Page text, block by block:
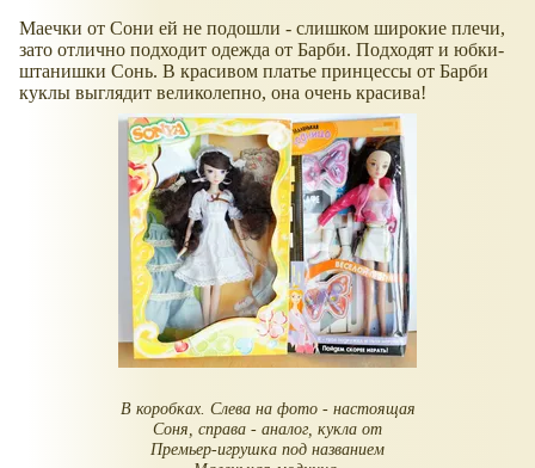
Маечки от Сони ей не подошли - слишком широкие плечи,
зато отлично подходит одежда от Барби. Подходят и юбки-
штанишки Сонь. В красивом платье принцессы от Барби
куклы выглядит великолепно, она очень красива!
В коробках. Слева на фото - настоящая
Соня, справа - аналог, кукла от
Премьер-игрушка под названием